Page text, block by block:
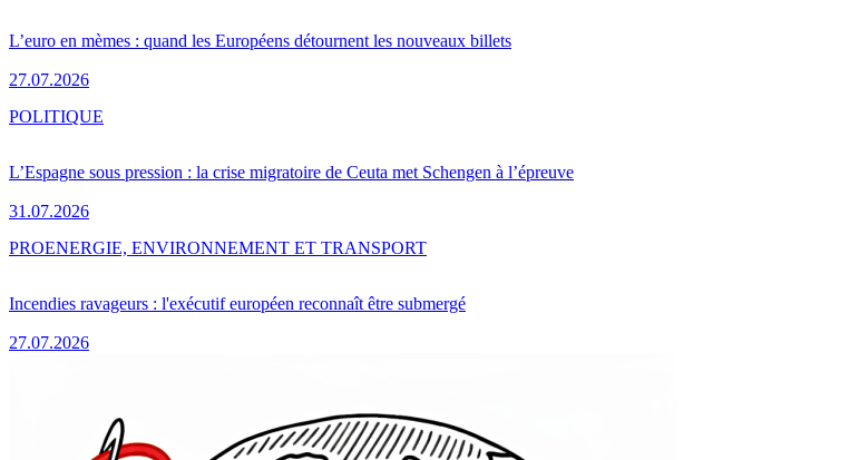
L’euro en mèmes : quand les Européens détournent les nouveaux billets
27.07.2026
L’Espagne sous pression : la crise migratoire de Ceuta met Schengen à l’épreuve
31.07.2026
POLITIQUE
Incendies ravageurs : l'exécutif européen reconnaît être submergé
27.07.2026
PROENERGIE, ENVIRONNEMENT ET TRANSPORT